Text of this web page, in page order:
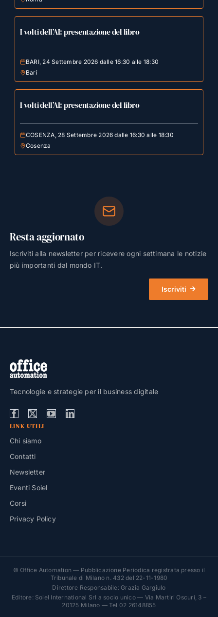
I volti dell’AI: presentazione del libro
BARI, 24 Settembre 2026 dalle 16:30 alle 18:30
Bari
I volti dell’AI: presentazione del libro
COSENZA, 28 Settembre 2026 dalle 16:30 alle 18:30
Cosenza
Resta aggiornato
Iscriviti alla newsletter per ricevere ogni settimana le notizie
più importanti dal mondo IT.
Iscriviti
Tecnologie e strategie per il business digitale
LINK UTILI
Chi siamo
Contatti
Newsletter
Eventi Soiel
Corsi
Privacy Policy
© Office Automation — Pubblicazione Periodica registrata presso il
Tribunale di Milano n. 432 del 22-11-1980
Direttore Responsabile: Grazia Gargiulo
Editore: Soiel International Srl a socio unico — Via Martiri Oscuri, 3 –
20125 Milano — Tel 02 26148855